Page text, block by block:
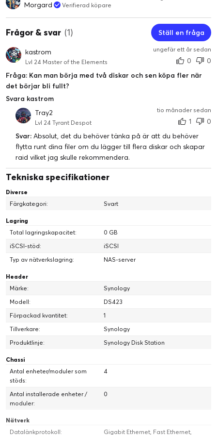
Windows AD- och LDAP-integrering
Samarbets- och synkroniseringsplattform
Dela enkelt dokument och digitala minnen med familj och
vänner, och öka produktiviteten när du arbetar i ett team eller
med dina kunder.
• Skapa ett privat datamoln för enkel filhantering och fildelning
på alla plattformar, och håll data synkade mellan två eller flera
Synology-system med Synology Drive
begäran från ett centralt datalager via molnet med Hybrid
Share
• Synkronisera data till och från populära
molnlagringsplattformar med Synology Cloud Sync
sekretessfokuserade delningsalternativen i Synology Photos
Morgard Verifierad köpare
Frågor & svar (1) Ställ en fråga
kastrom
Lvl 24 Master of the Elements
ungefär ett år sedan
0
0
Fråga: Kan man börja med två diskar och sen köpa fler när
det börjar bli fullt?
Svara kastrom
Tray2
Lvl 24 Tyrant Despot
tio månader sedan
1
0
Svar: Absolut, det du behöver tänka på är att du behöver
flytta runt dina filer om du lägger till flera diskar och skapar
raid vilket jag skulle rekommendera.
Tekniska specifikationer
Diverse
Färgkategori:
Svart
Lagring
Total lagringskapacitet:
0 GB
iSCSI-stöd:
iSCSI
Typ av nätverkslagring:
NAS-server
Header
Märke:
Synology
Modell:
DS423
Förpackad kvantitet:
1
Tillverkare:
Synology
Produktlinje:
Synology Disk Station
Chassi
Antal enheter/moduler som
stöds:
4
Antal installerade enheter /
moduler:
0
Nätverk
Datalänkprotokoll:
Gigabit Ethernet, Fast Ethernet,